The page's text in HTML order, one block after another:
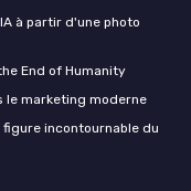
à partir d'une photo
End of Humanity
le marketing moderne
incontournable du